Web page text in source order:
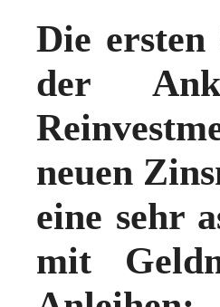
Die
der
neuen
eine sehr
mit